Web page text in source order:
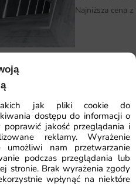
takich jak pliki cookie do
dostępu do informacji o
poprawić jakość przeglądania i
reklamy. Wyrażenie
nam przetwarzanie
podczas przeglądania lub
stronie. Brak wyrażenia zgody
wpłynąć na niektóre
na każdym etapie
Lot, otrzymujesz nie
i trwały produkt, który
jest drukowany na
charakteru
pełnej krasie
aerodynamiki
Najniższa cena